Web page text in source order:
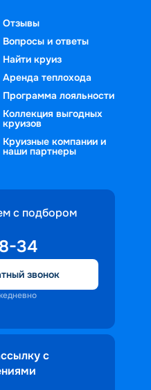
Отзывы
Вопросы и ответы
Найти круиз
Аренда теплохода
Программа лояльности
Коллекция выгодных
круизов
Круизные компании и
наши партнеры
с подбором
34
звонок
с